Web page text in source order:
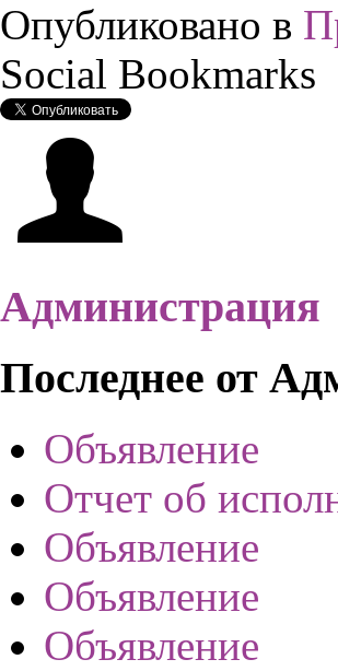
Опубликовано в
Social Bookmarks
Администрация
Последнее от
Объявление
Отчет об
Объявление
Объявление
Объявление